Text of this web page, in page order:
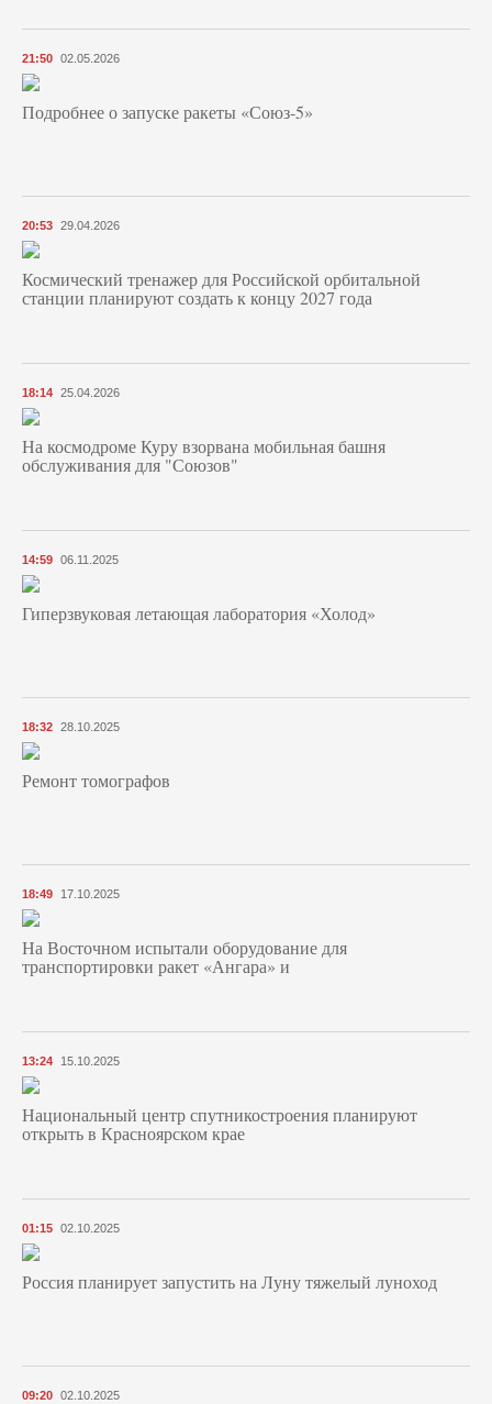
21:50 02.05.2026
Подробнее о запуске ракеты «Союз‑5»
20:53 29.04.2026
Космический тренажер для Российской орбитальной
станции планируют создать к концу 2027 года
18:14 25.04.2026
На космодроме Куру взорвана мобильная башня
обслуживания для "Союзов"
14:59 06.11.2025
Гиперзвуковая летающая лаборатория «Холод»
18:32 28.10.2025
Ремонт томографов
18:49 17.10.2025
На Восточном испытали оборудование для
транспортировки ракет «Ангара» и
13:24 15.10.2025
Национальный центр спутникостроения планируют
открыть в Красноярском крае
01:15 02.10.2025
Россия планирует запустить на Луну тяжелый луноход
09:20 02.10.2025